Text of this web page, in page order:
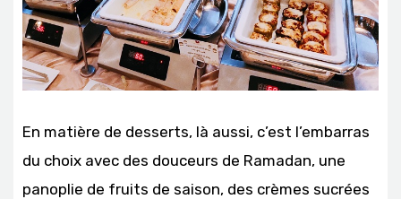
En matière de desserts, là aussi, c’est l’embarras
du choix avec des douceurs de Ramadan, une
panoplie de fruits de saison, des crèmes sucrées